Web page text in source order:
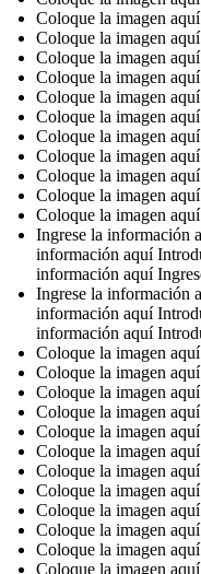
Coloque la imagen aquí
Coloque la imagen aquí
Coloque la imagen aquí
Coloque la imagen aquí
Coloque la imagen aquí
Coloque la imagen aquí
Coloque la imagen aquí
Coloque la imagen aquí
Coloque la imagen aquí
Coloque la imagen aquí
Coloque la imagen aquí
Ingrese la información
información aquí
información aquí
Ingrese la información
información aquí
información aquí
Coloque la imagen aquí
Coloque la imagen aquí
Coloque la imagen aquí
Coloque la imagen aquí
Coloque la imagen aquí
Coloque la imagen aquí
Coloque la imagen aquí
Coloque la imagen aquí
Coloque la imagen aquí
Coloque la imagen aquí
Coloque la imagen aquí
Coloque la imagen aquí